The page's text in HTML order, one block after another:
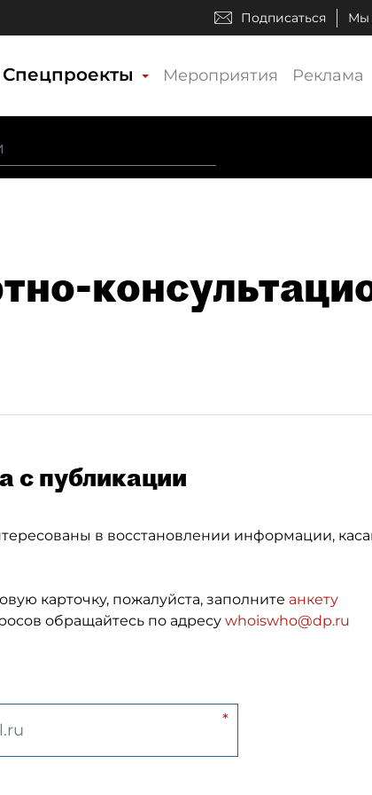
Подписаться Мы
Спецпроекты Мероприятия Реклама
с публикации
в восстановлении информации,
карточку, пожалуйста, заполните анкету
обращайтесь по адресу whoiswho@dp.ru